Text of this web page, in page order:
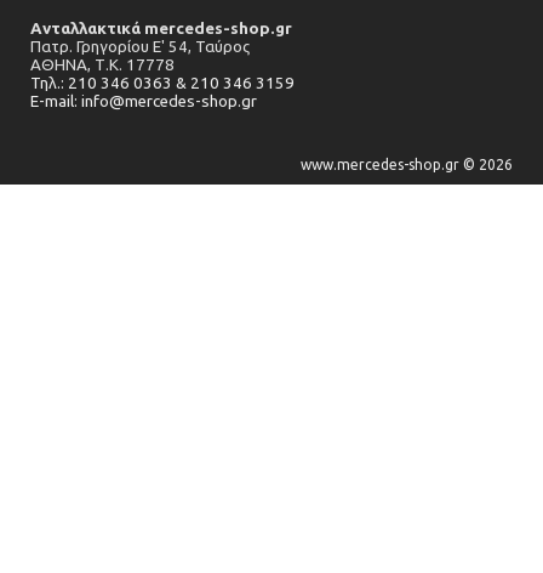
Ανταλλακτικά mercedes-shop.gr
Πατρ. Γρηγορίου Ε' 54, Ταύρος
ΑΘΗΝΑ, Τ.Κ. 17778
Τηλ.: 210 346 0363 & 210 346 3159
E-mail: info@mercedes-shop.gr
www.mercedes-shop.gr © 2026